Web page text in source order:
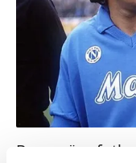
Buna göre